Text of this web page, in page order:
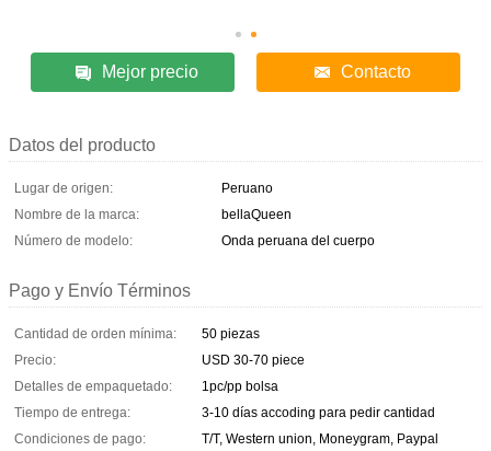
Mejor precio Contacto
Datos del producto
Lugar de origen:
Peruano
Nombre de la marca:
bellaQueen
Número de modelo:
Onda peruana del cuerpo
Pago y Envío Términos
Cantidad de orden mínima:
50 piezas
Precio:
USD 30-70 piece
Detalles de empaquetado:
1pc/pp bolsa
Tiempo de entrega:
3-10 días accoding para pedir cantidad
Condiciones de pago:
T/T, Western union, Moneygram, Paypal